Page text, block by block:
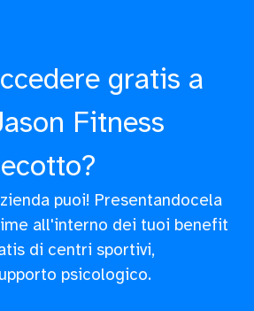
gratis a
Fitness
puoi! Presentandocela
all'interno dei tuoi benefit
di centri sportivi,
psicologico.